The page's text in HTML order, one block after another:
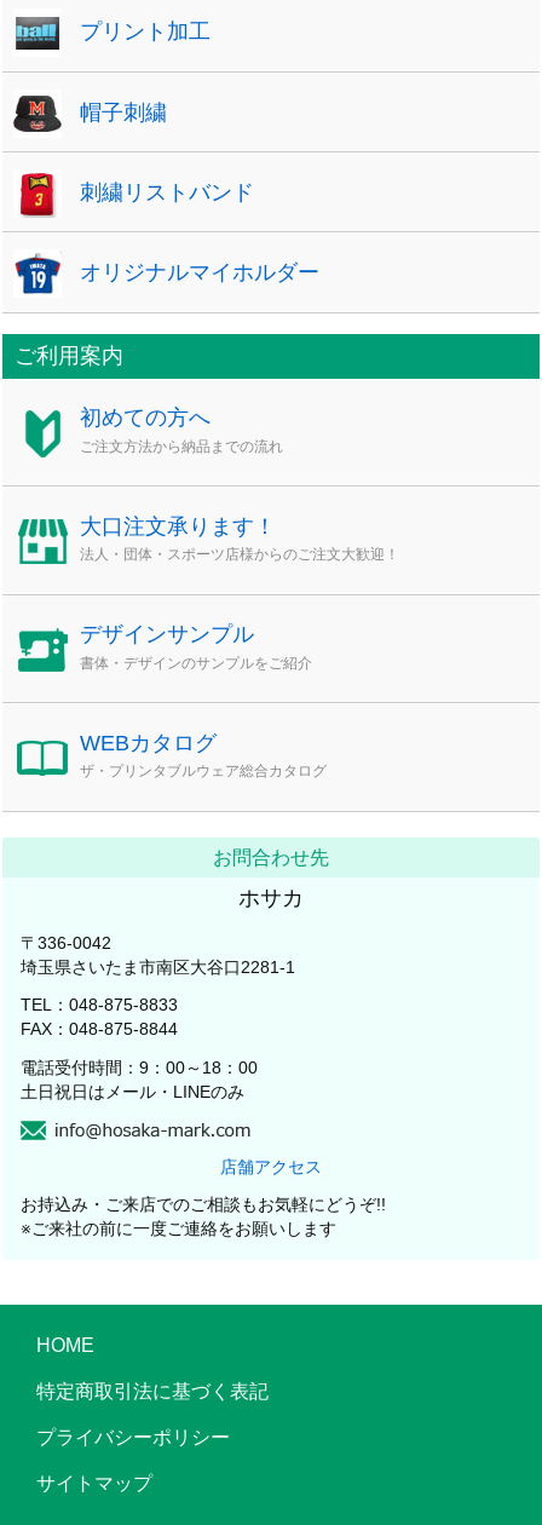
プリント加工
帽子刺繍
刺繍リストバンド
オリジナルマイホルダー
ご利用案内
初めての方へ
ご注文方法から納品までの流れ
大口注文承ります！
法人・団体・スポーツ店様からのご注文大歓迎！
デザインサンプル
書体・デザインのサンプルをご紹介
WEBカタログ
ザ・プリンタブルウェア総合カタログ
お問合わせ先
ホサカ
〒336-0042
埼玉県さいたま市南区大谷口2281-1
TEL：048-875-8833
FAX：048-875-8844
電話受付時間：9：00～18：00
土日祝日はメール・LINEのみ
店舗アクセス
お持込み・ご来店でのご相談もお気軽にどうぞ!!
※ご来社の前に一度ご連絡をお願いします
HOME
特定商取引法に基づく表記
プライバシーポリシー
サイトマップ